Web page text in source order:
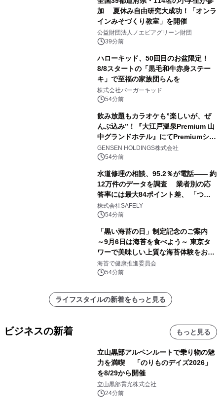
加 夏休み自由研究大成功！「オンラ
インみそづくり教室」を開催
公益財団法人ノエビアグリーン財団
39分前
ハローキッド、50回目のお盆限定！
8/8スタートの「黒毛和牛赤身ステー
キ」で至福の家族団らんを
株式会社バーガーキッド
54分前
飲み放題もカラオケも”楽しいが、ぜ
んぶ込み”！『大江戸温泉Premium 山
中グランドホテル』にてPremiumシリ
ーズ初のオールインクルーシブ導入
GENSEN HOLDINGS株式会社
54分前
水道修理の相談、95.2％が電話―― 約
12万件のデータを調査 業者別の応
答率には最大84ポイント差、 「つな
がりやすさ」も選定基準に
株式会社SAFELY
54分前
「黒い海苔の日」制定記念のご案内
～9月6日は海苔を食べよう～ 東京タ
ワーで美味しい上質な海苔体験をお届
けします！
海苔で健康推進委員会
54分前
ライフスタイルの新着をもっと見る
ビジネスの新着 もっと見る
立山黒部アルペンルートで乗り物の魅
力を満喫 「のりものデイズ2026」
を8/29から開催
立山黒部貫光株式会社
24分前